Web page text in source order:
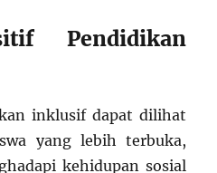
Pendidikan
inklusif dapat dilihat
yang lebih terbuka,
kehidupan sosial